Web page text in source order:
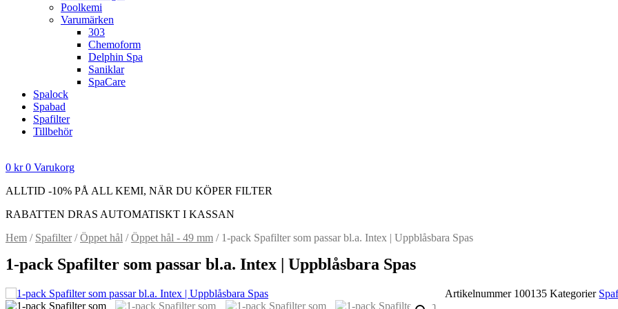
Poolkemi
Varumärken
303
Chemoform
Delphin Spa
Saniklar
SpaCare
Spalock
Spabad
Spafilter
Tillbehör
0 kr 0 Varukorg
ALLTID -10% PÅ ALL KEMI, NÄR DU KÖPER FILTER
RABATTEN DRAS AUTOMATISKT I KASSAN
Hem / Spafilter/Öppet hål /Öppet hål - 49 mm / 1-pack Spafilter som passar bl.a. Intex | Uppblåsbara Spas
1-pack Spafilter som passar bl.a. Intex | Uppblåsbara Spas
Artikelnummer 100135Kategorier